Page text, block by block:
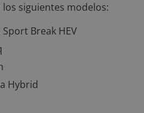
siguientes modelos:
Break HEV
Hybrid